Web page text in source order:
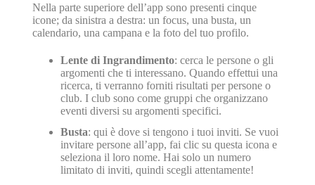
Nella parte superiore dell’app sono presenti cinque
icone; da sinistra a destra: un focus, una busta, un
calendario, una campana e la foto del tuo profilo.
Lente di Ingrandimento: cerca le persone o gli
argomenti che ti interessano. Quando effettui una
ricerca, ti verranno forniti risultati per persone o
club. I club sono come gruppi che organizzano
eventi diversi su argomenti specifici.
Busta: qui è dove si tengono i tuoi inviti. Se vuoi
invitare persone all’app, fai clic su questa icona e
seleziona il loro nome. Hai solo un numero
limitato di inviti, quindi scegli attentamente!